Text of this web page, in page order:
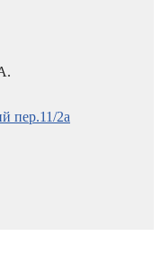
пер.11/2а